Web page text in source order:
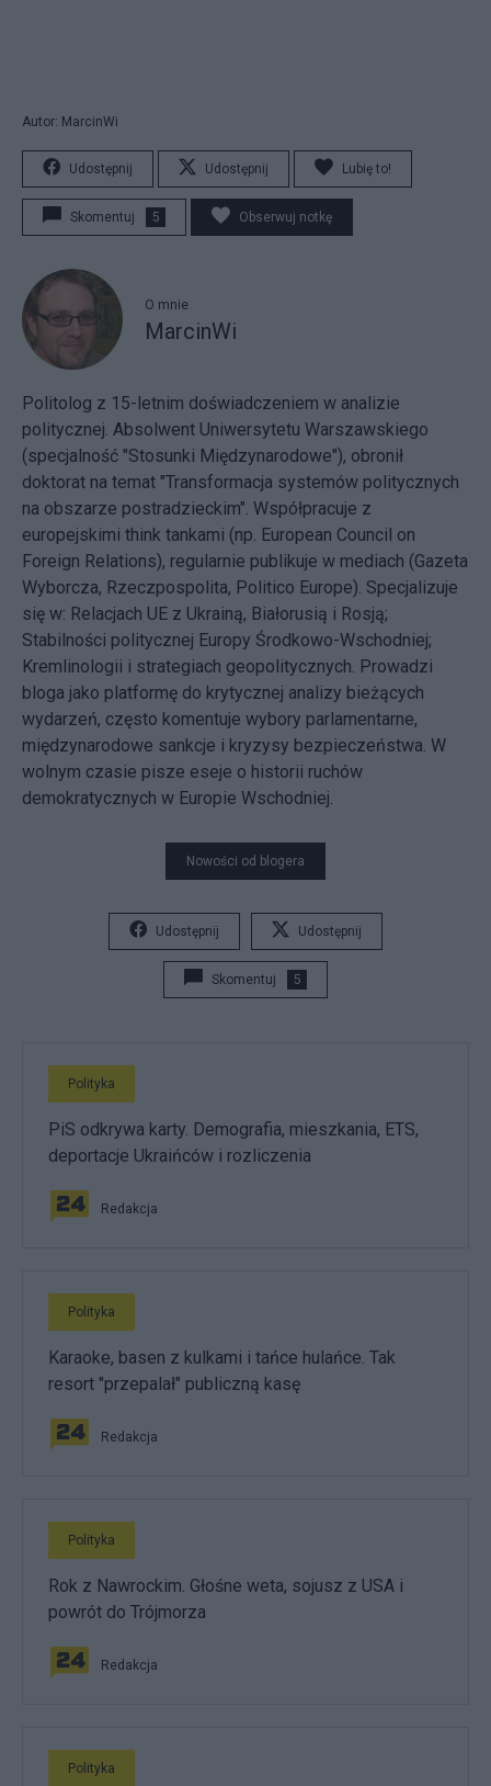
Autor: MarcinWi
Udostępnij Udostępnij Lubię to!
Skomentuj 5 Obserwuj notkę
O mnie
MarcinWi
Politolog z 15-letnim doświadczeniem w analizie
politycznej. Absolwent Uniwersytetu Warszawskiego
(specjalność "Stosunki Międzynarodowe"), obronił
doktorat na temat "Transformacja systemów politycznych
na obszarze postradzieckim". Współpracuje z
europejskimi think tankami (np. European Council on
Foreign Relations), regularnie publikuje w mediach (Gazeta
Wyborcza, Rzeczpospolita, Politico Europe). Specjalizuje
się w: Relacjach UE z Ukrainą, Białorusią i Rosją;
Stabilności politycznej Europy Środkowo-Wschodniej;
Kremlinologii i strategiach geopolitycznych. Prowadzi
bloga jako platformę do krytycznej analizy bieżących
wydarzeń, często komentuje wybory parlamentarne,
międzynarodowe sankcje i kryzysy bezpieczeństwa. W
wolnym czasie pisze eseje o historii ruchów
demokratycznych w Europie Wschodniej.
Nowości od blogera
Udostępnij Udostępnij
Skomentuj 5
Polityka
PiS odkrywa karty. Demografia, mieszkania, ETS,
deportacje Ukraińców i rozliczenia
Redakcja
Polityka
Karaoke, basen z kulkami i tańce hulańce. Tak
resort "przepalał" publiczną kasę
Redakcja
Polityka
Rok z Nawrockim. Głośne weta, sojusz z USA i
powrót do Trójmorza
Redakcja
Polityka